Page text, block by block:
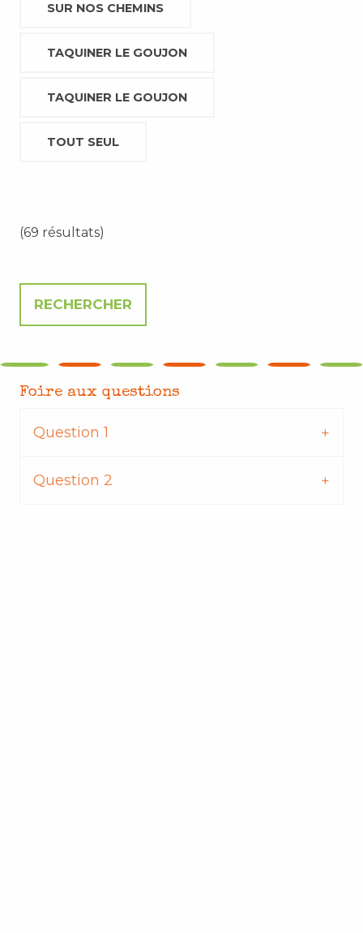
SUR NOS CHEMINS
TAQUINER LE GOUJON
TAQUINER LE GOUJON
TOUT SEUL
(69 résultats)
Foire aux questions
Question 1
Question 2